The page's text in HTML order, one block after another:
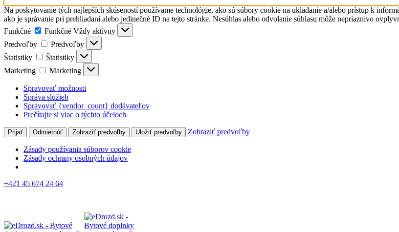
Na poskytovanie tých najlepších skúseností používame technológie, ako sú súbory cookie na ukladanie a/alebo prístup k
ako je správanie pri prehliadaní alebo jedinečné ID na tejto stránke. Nesúhlas alebo odvolanie súhlasu môže nepriaznivo
Funkčné
Funkčné Vždy aktívny
Predvoľby
Predvoľby
Štatistiky
Štatistiky
Marketing
Marketing
Spravovať možnosti
Správa služieb
Spravovať {vendor_count} dodávateľov
Prečítajte si viac o týchto účeloch
Prijať Odmietnúť Zobraziť predvoľby Uložiť predvoľby Zobraziť predvoľby
Zásady používania súborov cookie
Zásady ochrany osobných údajov
+421 45 674 24 64